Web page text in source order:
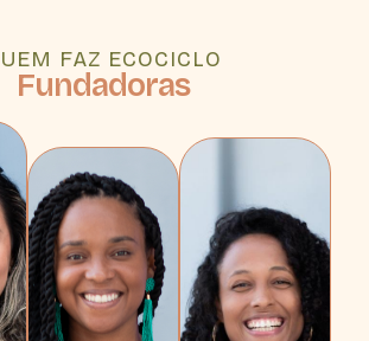
FAZ ECOCICLO
Fundadoras